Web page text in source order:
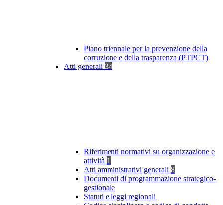
Piano triennale per la prevenzione della
corruzione e della trasparenza (PTPCT)
Atti generali 34
Riferimenti normativi su organizzazione e
attività 1
Atti amministrativi generali 8
Documenti di programmazione strategico-
gestionale
Statuti e leggi regionali